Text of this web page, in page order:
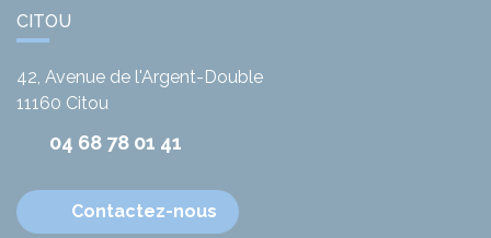
CITOU
42, Avenue de l'Argent-Double
11160 Citou
04 68 78 01 41
Contactez-nous